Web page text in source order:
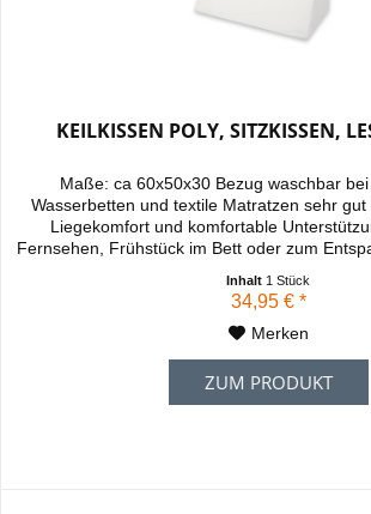
KEILKISSEN POLY, SITZKISSEN,
Maße: ca 60x50x30 Bezug waschbar
Wasserbetten und textile Matratzen sehr
Liegekomfort und komfortable
Fernsehen, Frühstück im Bett oder zum
erleichtert dadurch das aufrechte Sitzen
Liegen - In 2 Positionen...
Inhalt 1 Stück
34,95 € *
Merken
ZUM PRODUKT